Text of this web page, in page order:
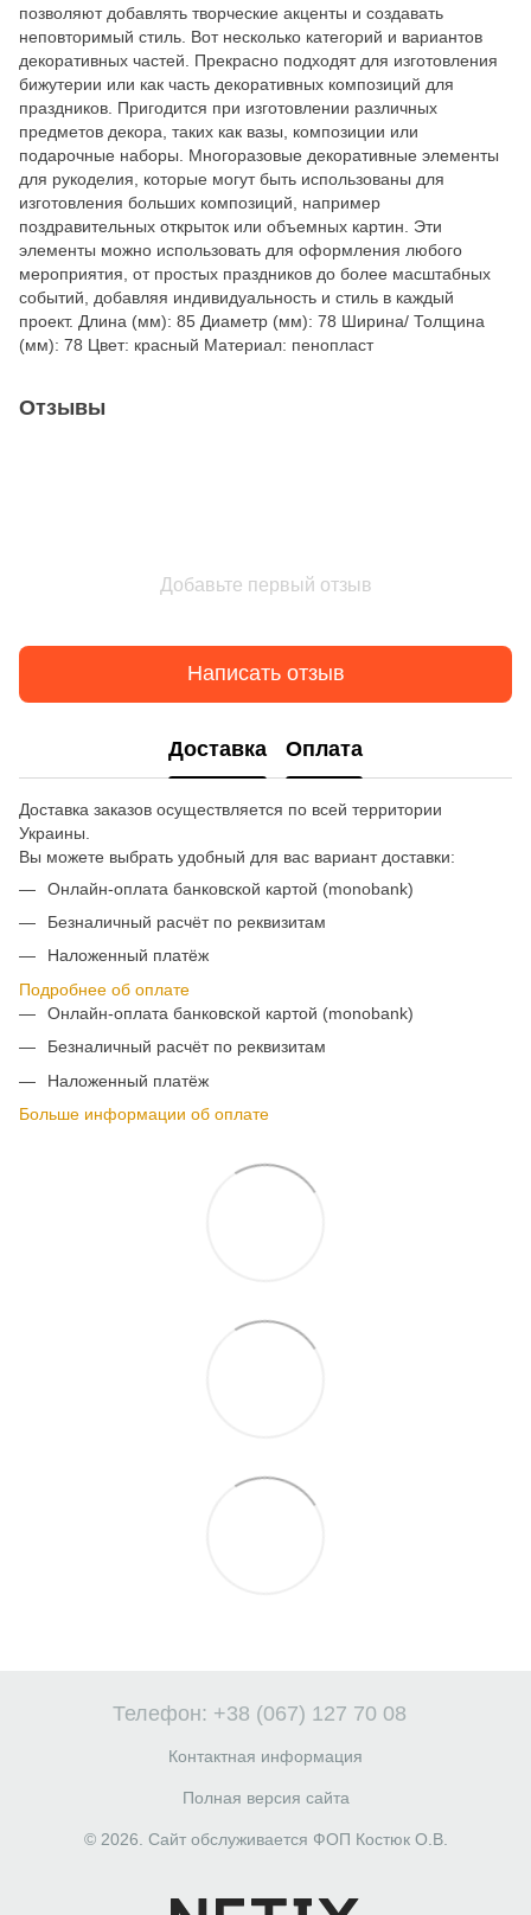
позволяют добавлять творческие акценты и создавать
неповторимый стиль. Вот несколько категорий и вариантов
декоративных частей. Прекрасно подходят для изготовления
бижутерии или как часть декоративных композиций для
праздников. Пригодится при изготовлении различных
предметов декора, таких как вазы, композиции или
подарочные наборы. Многоразовые декоративные элементы
для рукоделия, которые могут быть использованы для
изготовления больших композиций, например
поздравительных открыток или объемных картин. Эти
элементы можно использовать для оформления любого
мероприятия, от простых праздников до более масштабных
событий, добавляя индивидуальность и стиль в каждый
проект. Длина (мм): 85 Диаметр (мм): 78 Ширина/ Толщина
(мм): 78 Цвет: красный Материал: пенопласт
Отзывы
Добавьте первый отзыв
Написать отзыв
Доставка Оплата
Доставка заказов осуществляется по всей территории
Украины.
Вы можете выбрать удобный для вас вариант доставки:
Онлайн-оплата банковской картой (monobank)
Безналичный расчёт по реквизитам
Наложенный платёж
Подробнее об оплате
Онлайн-оплата банковской картой (monobank)
Безналичный расчёт по реквизитам
Наложенный платёж
Больше информации об оплате
Телефон: +38 (067) 127 70 08
Контактная информация
Полная версия сайта
© 2026. Сайт обслуживается ФОП Костюк О.В.